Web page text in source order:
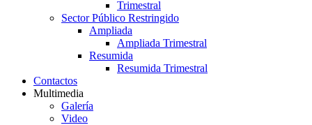
Trimestral
Sector Público Restringido
Ampliada
Ampliada Trimestral
Resumida
Resumida Trimestral
Contactos
Multimedia
Galería
Video